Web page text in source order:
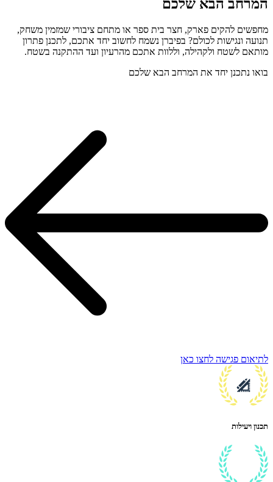
המרחב הבא שלכם
מחפשים להקים פארק, חצר בית ספר או מתחם ציבורי שמזמין משחק,
תנועה ונגישות לכולם? בפיברן נשמח לחשוב יחד אתכם, לתכנן פתרון
מותאם לשטח ולקהילה, וללוות אתכם מהרעיון ועד ההתקנה בשטח.
בואו נתכנן יחד את המרחב הבא שלכם
לתיאום פגישה לחצו כאן
תכנון ויעילות